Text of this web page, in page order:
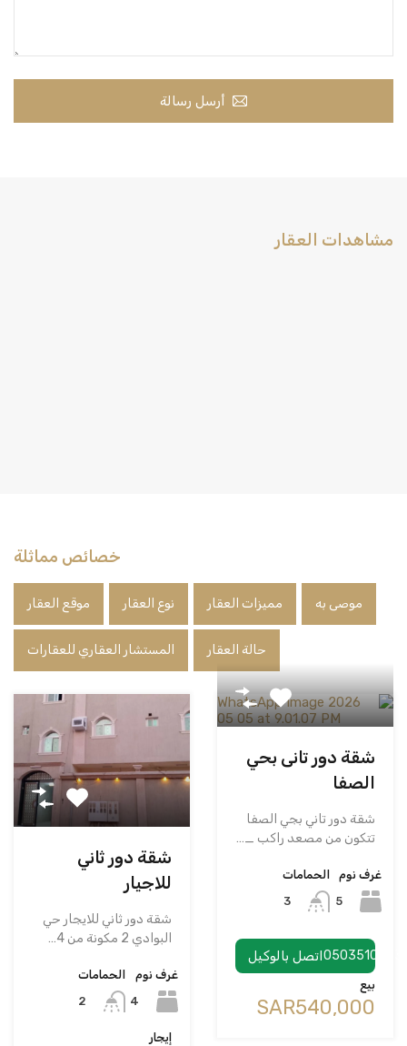
أرسل رسالة
مشاهدات العقار
خصائص مماثلة
موصى به مميزات العقار نوع العقار موقع العقار
حالة العقار المستشار العقاري للعقارات
شقة دور تانى بحي
الصفا
شقة دور تاني بجي الصفا
تتكون من مصعد راكب _…
غرف نوم
5
الحمامات
3
اتصل بالوكيل 0503510953
بيع
‪SAR540,000
شقة دور ثاني
للاجيار
شقة دور ثاني للايجار حي
البوادي 2 مكونة من 4…
غرف نوم
4
الحمامات
2
إيجار